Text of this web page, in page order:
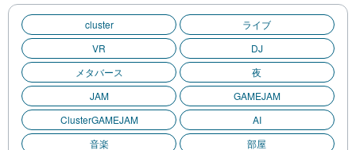
cluster
ライブ
VR
DJ
メタバース
夜
JAM
GAMEJAM
ClusterGAMEJAM
AI
音楽
部屋